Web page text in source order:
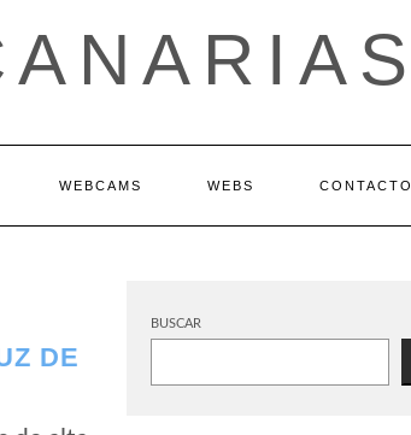
WEBCAMS WEBS CONTACTO
DE
BUSCAR